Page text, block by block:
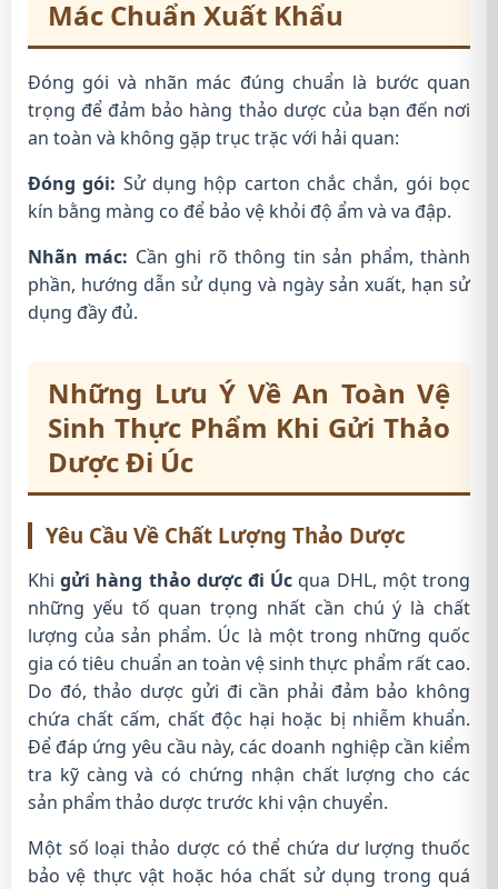
Mác Chuẩn Xuất Khẩu
Đóng gói và nhãn mác đúng chuẩn là bước quan
trọng để đảm bảo hàng thảo dược của bạn đến nơi
an toàn và không gặp trục trặc với hải quan:
Đóng gói: Sử dụng hộp carton chắc chắn, gói bọc
kín bằng màng co để bảo vệ khỏi độ ẩm và va đập.
Nhãn mác: Cần ghi rõ thông tin sản phẩm, thành
phần, hướng dẫn sử dụng và ngày sản xuất, hạn sử
dụng đầy đủ.
Những Lưu Ý Về An Toàn Vệ
Sinh Thực Phẩm Khi Gửi Thảo
Dược Đi Úc
Yêu Cầu Về Chất Lượng Thảo Dược
Khigửi hàng thảo dược đi Úc qua DHL, một trong
những yếu tố quan trọng nhất cần chú ý là chất
lượng của sản phẩm. Úc là một trong những quốc
gia có tiêu chuẩn an toàn vệ sinh thực phẩm rất cao.
Do đó, thảo dược gửi đi cần phải đảm bảo không
chứa chất cấm, chất độc hại hoặc bị nhiễm khuẩn.
Để đáp ứng yêu cầu này, các doanh nghiệp cần kiểm
tra kỹ càng và có chứng nhận chất lượng cho các
sản phẩm thảo dược trước khi vận chuyển.
Một số loại thảo dược có thể chứa dư lượng thuốc
bảo vệ thực vật hoặc hóa chất sử dụng trong quá